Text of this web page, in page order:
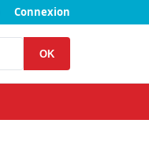
Connexion
OK